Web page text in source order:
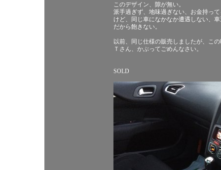
このデザイン、隙が無い。
派手過ぎず、地味過ぎない、お金持っ
けど、同じ車になかなか遭遇しない、
だから飽きない。
以前、同じ仕様の販売しましたが、こ
Ｔさん、かぶってごめんなさい。
SOLD